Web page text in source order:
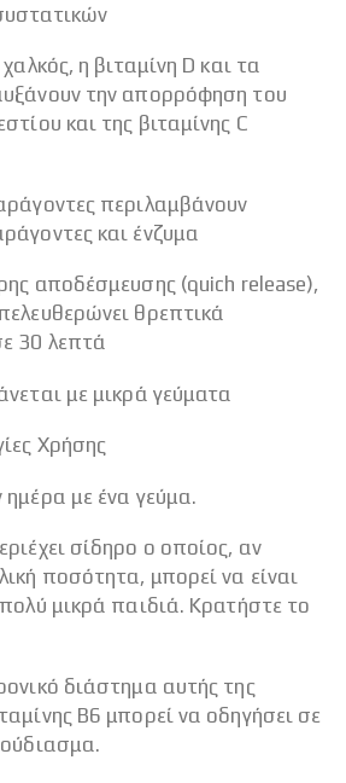
η βιταμίνη D και τα
την απορρόφηση του
και της βιταμίνης C
περιλαμβάνουν
και ένζυμα
αποδέσμευσης (quich release),
θρεπτικά
30 λεπτά
με μικρά γεύματα
Χρήσης
με ένα γεύμα.
σίδηρο ο οποίος, αν
ποσότητα, μπορεί να είναι
μικρά παιδιά. Κρατήστε το
διάστημα αυτής της
B6 μπορεί να οδηγήσει σε